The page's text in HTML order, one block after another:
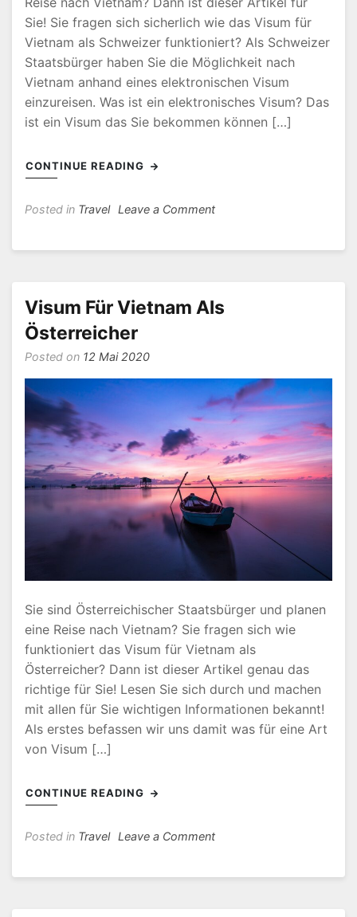
Sie! Sie fragen sich sicherlich wie das Visum für
Vietnam als Schweizer funktioniert? Als Schweizer
Staatsbürger haben Sie die Möglichkeit nach
Vietnam anhand eines elektronischen Visum
einzureisen. Was ist ein elektronisches Visum? Das
ist ein Visum das Sie bekommen können […]
CONTINUE READING
Posted in Travel Leave a Commenton
Visum Für Vietnam Als
Österreicher
Posted on 12 Mai 2020
Sie sind Österreichischer Staatsbürger und planen
eine Reise nach Vietnam? Sie fragen sich wie
funktioniert das Visum für Vietnam als
Österreicher? Dann ist dieser Artikel genau das
richtige für Sie! Lesen Sie sich durch und machen
mit allen für Sie wichtigen Informationen bekannt!
Als erstes befassen wir uns damit was für eine Art
von Visum […]
CONTINUE READING
Posted in Travel Leave a Commenton